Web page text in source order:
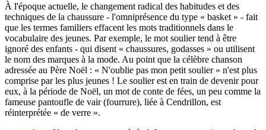
À l'époque actuelle, le changement radical des habitudes et des
techniques de la chaussure - l'omniprésence du type « basket » - fait
que les termes familiers effacent les mots traditionnels dans le
vocabulaire des jeunes. Par exemple, le mot soulier tend à être
ignoré des enfants - qui disent « chaussures, godasses » ou utilisent
le nom des marques à la mode. Au point que la célèbre chanson
adressée au Père Noël : « N'oublie pas mon petit soulier » n'est plus
comprise par les plus jeunes ! Le soulier est en train de devenir pour
eux, à la période de Noël, un mot de conte de fées, un peu comme la
fameuse pantoufle de vair (fourrure), liée à Cendrillon, est
réinterpré­tée « de verre ».